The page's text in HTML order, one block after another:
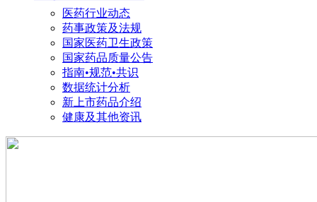
医药行业动态
药事政策及法规
国家医药卫生政策
国家药品质量公告
指南•规范•共识
数据统计分析
新上市药品介绍
健康及其他资讯